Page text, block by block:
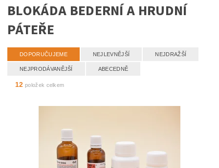
BLOKÁDA BEDERNÍ A HRUDNÍ
PÁTEŘE
DOPORUČUJEME NEJLEVNĚJŠÍ NEJDRAŽŠÍ
NEJPRODÁVANĚJŠÍ ABECEDNĚ
12 položek celkem